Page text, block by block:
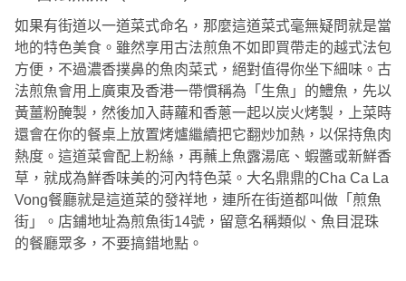
如果有街道以一道菜式命名，那麼這道菜式毫無疑問就是當
地的特色美食。雖然享用古法煎魚不如即買帶走的越式法包
方便，不過濃香撲鼻的魚肉菜式，絕對值得你坐下細味。古
法煎魚會用上廣東及香港一帶慣稱為「生魚」的鱧魚，先以
黃薑粉醃製，然後加入蒔蘿和香蔥一起以炭火烤製，上菜時
還會在你的餐桌上放置烤爐繼續把它翻炒加熱，以保持魚肉
熱度。這道菜會配上粉絲，再蘸上魚露湯底、蝦醬或新鮮香
草，就成為鮮香味美的河內特色菜。大名鼎鼎的Cha Ca La
Vong餐廳就是這道菜的發祥地，連所在街道都叫做「煎魚
街」。店鋪地址為煎魚街14號，留意名稱類似、魚目混珠
的餐廳眾多，不要搞錯地點。